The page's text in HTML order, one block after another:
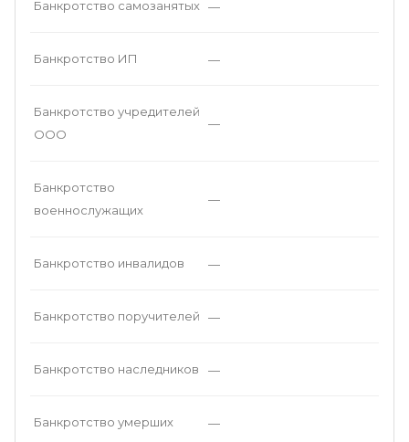
Банкротство самозанятых —
Банкротство ИП —
Банкротство учредителей
ООО
—
Банкротство
военнослужащих
—
Банкротство инвалидов —
Банкротство поручителей —
Банкротство наследников —
Банкротство умерших —